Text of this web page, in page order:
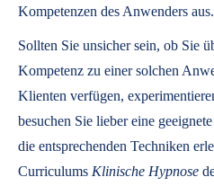
Kompetenzen des Anwenders aus.
Sollten Sie unsicher sein, ob Sie
Kompetenz zu einer solchen
Klienten verfügen,
besuchen Sie lieber eine
die entsprechenden Techniken
Curriculums Klinische Hypnose